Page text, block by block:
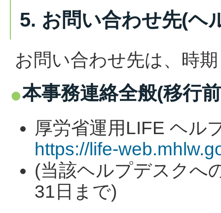
5. お問い合わせ先(ヘ
お問い合わせ先は、時
本事務連絡全般(移行
厚労省運用LIFE ヘル
https://life-
(当該ヘルプデスクへ
31日まで)